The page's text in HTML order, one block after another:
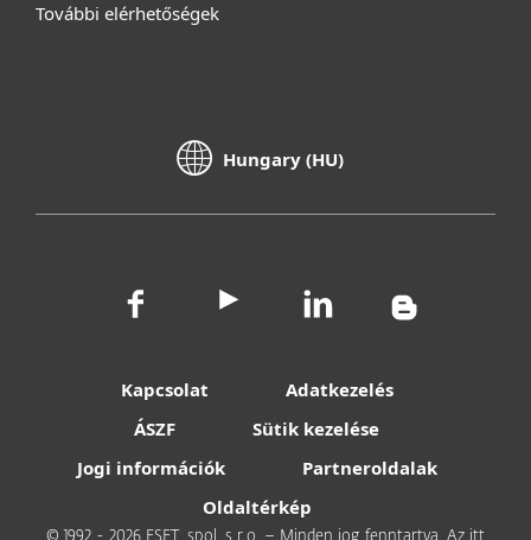
További elérhetőségek
Hungary (HU)
Kapcsolat
Adatkezelés
ÁSZF
Sütik kezelése
Jogi információk
Partneroldalak
Oldaltérkép